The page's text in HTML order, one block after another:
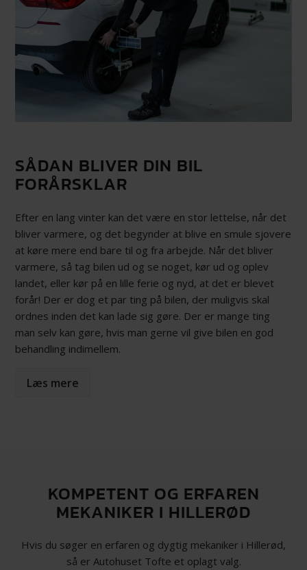
SÅDAN BLIVER DIN BIL
FORÅRSKLAR
Efter en lang vinter kan det være en stor lettelse, når det
bliver varmere, og det begynder at blive en smule sjovere
at køre mere end bare til og fra arbejde. Når det bliver
varmere, så tag bilen ud og se noget, kør ud og oplev
landet, eller kør på en lille ferie og nyd, at det er blevet
forår! Der er dog et par ting på bilen, der muligvis skal
ordnes inden det kan lade sig gøre. Der er mange ting
man selv kan gøre, hvis man gerne vil give bilen en god
behandling indimellem.
Læs mere
KOMPETENT OG ERFAREN
MEKANIKER I HILLERØD
Hvis du søger en erfaren og dygtig mekaniker i Hillerød,
så er Autohuset Tofte et oplagt valg.